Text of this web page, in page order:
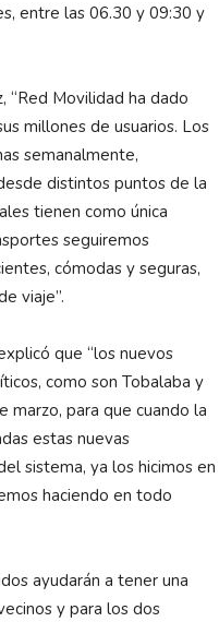
entre las 06.30 y 09:30 y
“Red Movilidad ha dado
millones de usuarios. Los
semanalmente,
distintos puntos de la
tienen como única
seguiremos
cómodas y seguras,
viaje”.
que “los nuevos
como son Tobalaba y
marzo, para que cuando la
estas nuevas
sistema, ya los hicimos en
haciendo en todo
ayudarán a tener una
y para los dos